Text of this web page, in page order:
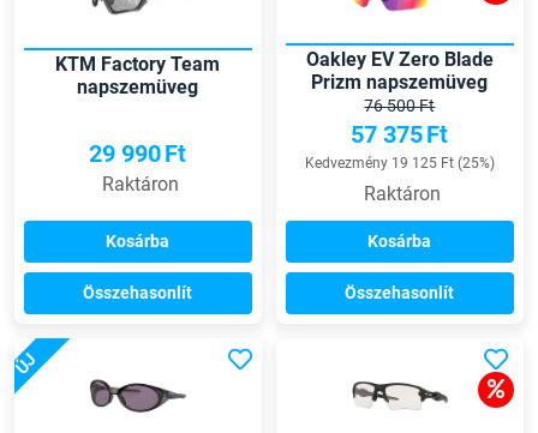
KTM Factory Team
napszemüveg
29 990Ft
Raktáron
Kosárba
Összehasonlít
Oakley EV Zero Blade
Prizm napszemüveg
76 500 Ft
57 375Ft
Kedvezmény 19 125 Ft (25%)
Raktáron
Kosárba
Összehasonlít
ÚJ